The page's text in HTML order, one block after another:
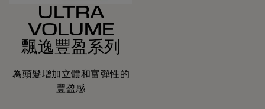
ULTRA
VOLUME
飄逸豐盈系列
為頭髮增加立體和富彈性的
豐盈感